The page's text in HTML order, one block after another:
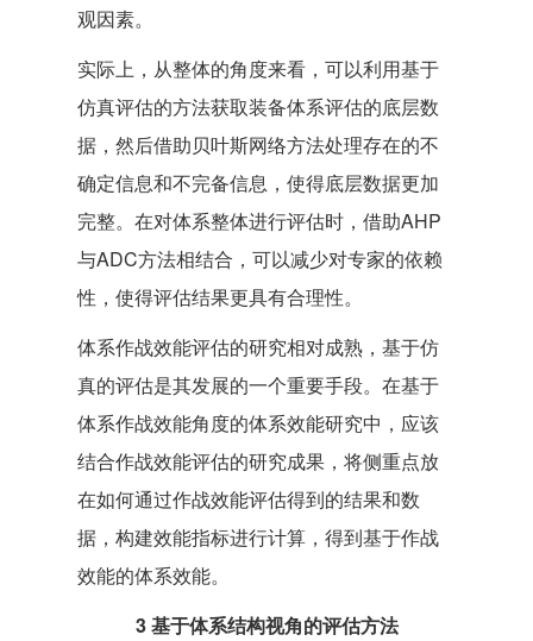
观因素。
实际上，从整体的角度来看，可以利用基于
仿真评估的方法获取装备体系评估的底层数
据，然后借助贝叶斯网络方法处理存在的不
确定信息和不完备信息，使得底层数据更加
完整。在对体系整体进行评估时，借助AHP
与ADC方法相结合，可以减少对专家的依赖
性，使得评估结果更具有合理性。
体系作战效能评估的研究相对成熟，基于仿
真的评估是其发展的一个重要手段。在基于
体系作战效能角度的体系效能研究中，应该
结合作战效能评估的研究成果，将侧重点放
在如何通过作战效能评估得到的结果和数
据，构建效能指标进行计算，得到基于作战
效能的体系效能。
3 基于体系结构视角的评估方法